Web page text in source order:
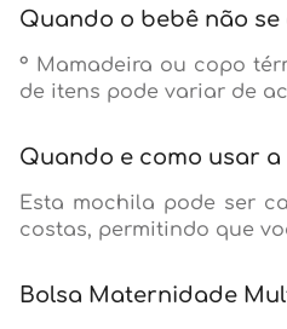
Quando o bebê não
° Mamadeira ou copo
de itens pode variar de
Quando e como usar
Esta mochila pode ser
costas, permitindo que
Bolsa Maternidade